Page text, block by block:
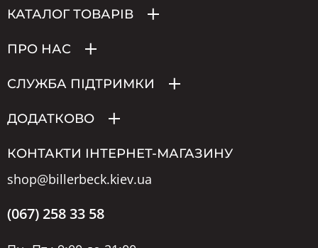
КАТАЛОГ ТОВАРІВ
ПРО НАС
СЛУЖБА ПІДТРИМКИ
ДОДАТКОВО
КОНТАКТИ ІНТЕРНЕТ-МАГАЗИНУ
shop@billerbeck.kiev.ua
(067) 258 33 58